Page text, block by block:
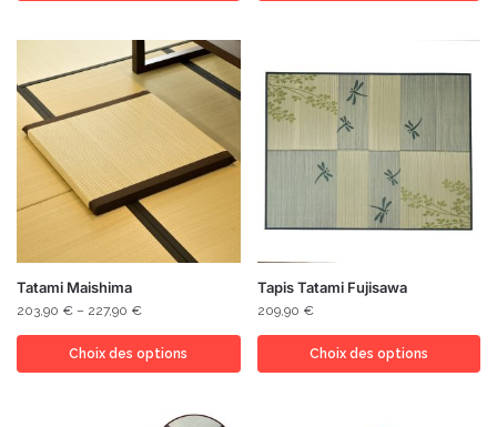
Tatami Maishima
203,90 € – 227,90 €
Choix des options
Tapis Tatami Fujisawa
209,90 €
Choix des options